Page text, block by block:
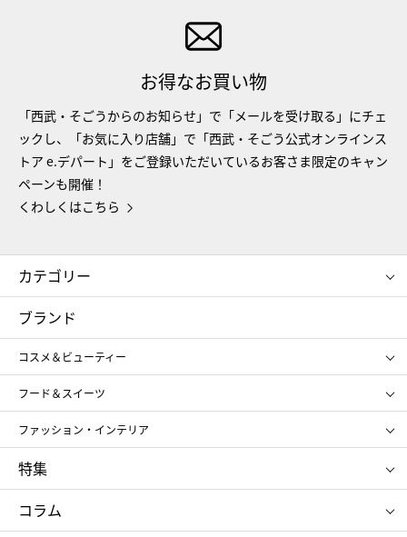
お得なお買い物
「西武・そごうからのお知らせ」で「メールを受け取る」にチェ
ックし、「お気に入り店舗」で「西武・そごう公式オンラインス
トア e.デパート」をご登録いただいているお客さま限定のキャン
ペーンも開催！
くわしくはこちら
カテゴリー
コスメ＆ビューティー
ギフト
レディース
メンズ
スポーツ・アウトドア
お中元
お歳暮
ブランド
コスメ＆ビューティー
SHISEIDO
ポール&ジョー ボーテ
ジルスチュアート
NARS
RMK
クリニーク
SK-Ⅱ
フード＆スイーツ
アンリ・シャルパンティエ
ゴディバ
新宿高野
たねや
ねんりん家
ファッション・インテリア
ポロ ラルフ ローレン
タケオ キクチ
ママ＆キッズ
シュタイフ
特集
お中元
ひな人形
五月人形
コラム